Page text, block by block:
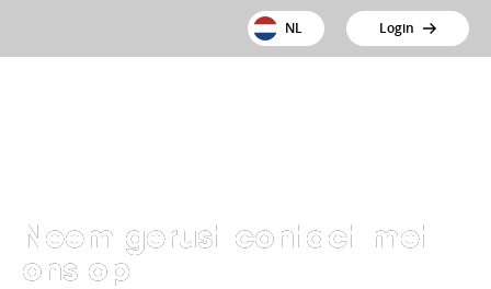
NL Login
Neem gerust contact met
ons op